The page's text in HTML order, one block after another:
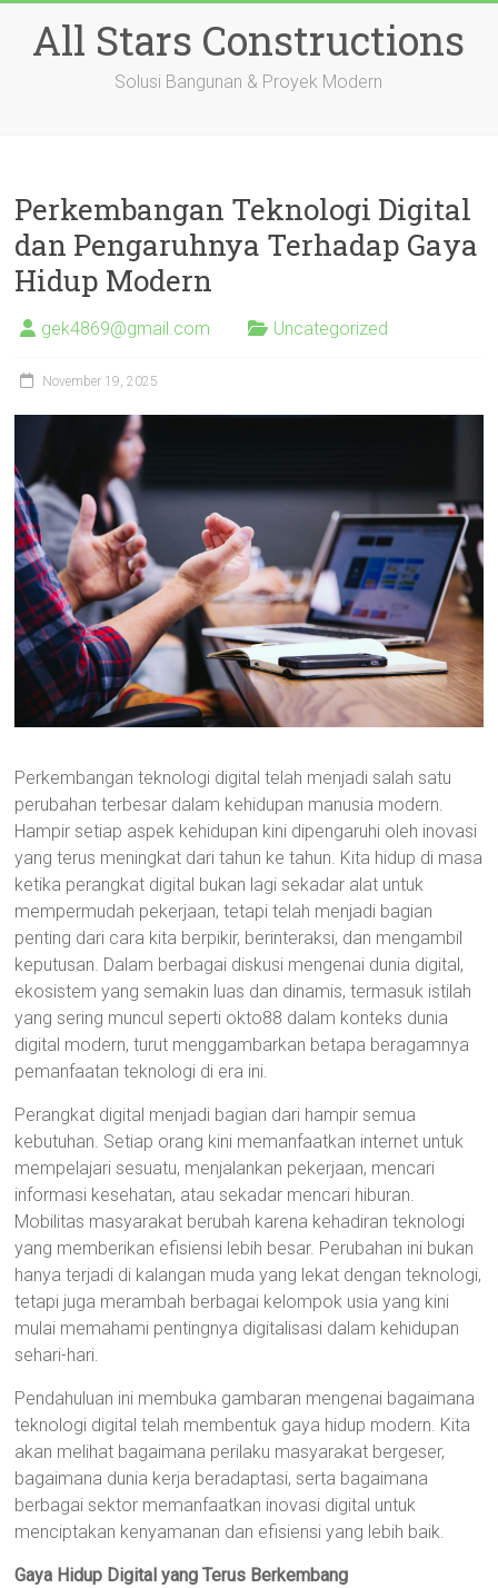
contentAll Stars Constructions
Solusi Bangunan & Proyek Modern
Perkembangan Teknologi Digital
dan Pengaruhnya Terhadap Gaya
Hidup Modern
gek4869@gmail.com Uncategorized
November 19, 2025
Perkembangan teknologi digital telah menjadi salah satu
perubahan terbesar dalam kehidupan manusia modern.
Hampir setiap aspek kehidupan kini dipengaruhi oleh inovasi
yang terus meningkat dari tahun ke tahun. Kita hidup di masa
ketika perangkat digital bukan lagi sekadar alat untuk
mempermudah pekerjaan, tetapi telah menjadi bagian
penting dari cara kita berpikir, berinteraksi, dan mengambil
keputusan. Dalam berbagai diskusi mengenai dunia digital,
ekosistem yang semakin luas dan dinamis, termasuk istilah
yang sering muncul seperti okto88 dalam konteks dunia
digital modern, turut menggambarkan betapa beragamnya
pemanfaatan teknologi di era ini.
Perangkat digital menjadi bagian dari hampir semua
kebutuhan. Setiap orang kini memanfaatkan internet untuk
mempelajari sesuatu, menjalankan pekerjaan, mencari
informasi kesehatan, atau sekadar mencari hiburan.
Mobilitas masyarakat berubah karena kehadiran teknologi
yang memberikan efisiensi lebih besar. Perubahan ini bukan
hanya terjadi di kalangan muda yang lekat dengan teknologi,
tetapi juga merambah berbagai kelompok usia yang kini
mulai memahami pentingnya digitalisasi dalam kehidupan
sehari-hari.
Pendahuluan ini membuka gambaran mengenai bagaimana
teknologi digital telah membentuk gaya hidup modern. Kita
akan melihat bagaimana perilaku masyarakat bergeser,
bagaimana dunia kerja beradaptasi, serta bagaimana
berbagai sektor memanfaatkan inovasi digital untuk
menciptakan kenyamanan dan efisiensi yang lebih baik.
Gaya Hidup Digital yang Terus Berkembang